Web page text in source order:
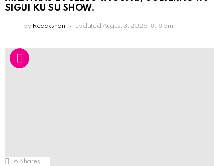
SIGUI KU SU SHOW.
by Redakshon updated August 3, 2026, 8:18 pm
16 Shares